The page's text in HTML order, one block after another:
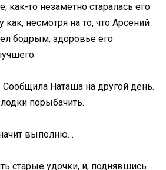
как-то незаметно старалась его
как, несмотря на то, что Арсений
бодрым, здоровье его
Наташа на другой день.
порыбачить.
выполню…
старые удочки, и, поднявшись